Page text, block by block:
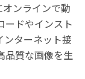
ンラインで動
ードやインスト
ンターネット接
品質な画像を生